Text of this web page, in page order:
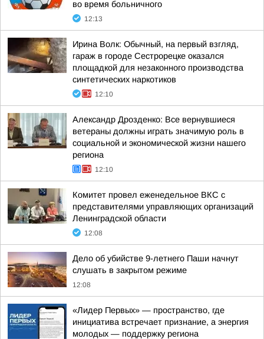
во время больничного
12:13
Ирина Волк: Обычный, на первый взгляд,
гараж в городе Сестрорецке оказался
площадкой для незаконного производства
синтетических наркотиков
12:10
Александр Дрозденко: Все вернувшиеся
ветераны должны играть значимую роль в
социальной и экономической жизни нашего
региона
12:10
Комитет провел еженедельное ВКС с
представителями управляющих организаций
Ленинградской области
12:08
Дело об убийстве 9-летнего Паши начнут
слушать в закрытом режиме
12:08
«Лидер Первых» — пространство, где
инициатива встречает признание, а энергия
молодых — поддержку региона